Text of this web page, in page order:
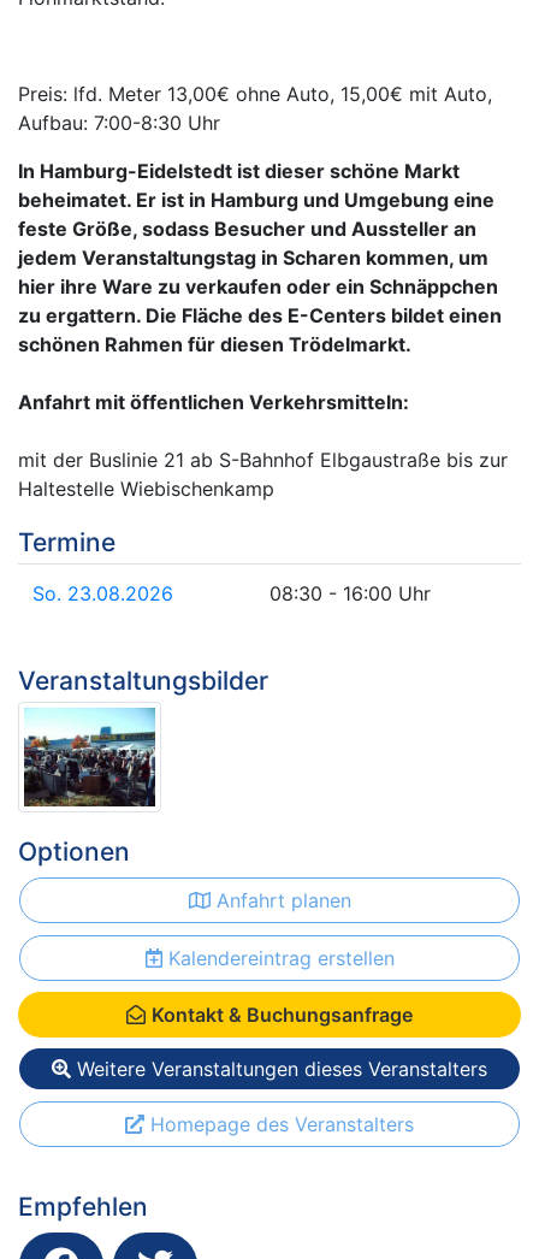
Preis: lfd. Meter 13,00€ ohne Auto, 15,00€ mit Auto,
Aufbau: 7:00-8:30 Uhr
In Hamburg-Eidelstedt ist dieser schöne Markt
beheimatet. Er ist in Hamburg und Umgebung eine
feste Größe, sodass Besucher und Aussteller an
jedem Veranstaltungstag in Scharen kommen, um
hier ihre Ware zu verkaufen oder ein Schnäppchen
zu ergattern. Die Fläche des E-Centers bildet einen
schönen Rahmen für diesen Trödelmarkt.
Anfahrt mit öffentlichen Verkehrsmitteln:
mit der Buslinie 21 ab S-Bahnhof Elbgaustraße bis zur
Haltestelle Wiebischenkamp
Termine
So. 23.08.2026 08:30 - 16:00 Uhr
Veranstaltungsbilder
Optionen
Anfahrt planen
Kalendereintrag erstellen
Kontakt & Buchungsanfrage
Weitere Veranstaltungen dieses Veranstalters
Homepage des Veranstalters
Empfehlen